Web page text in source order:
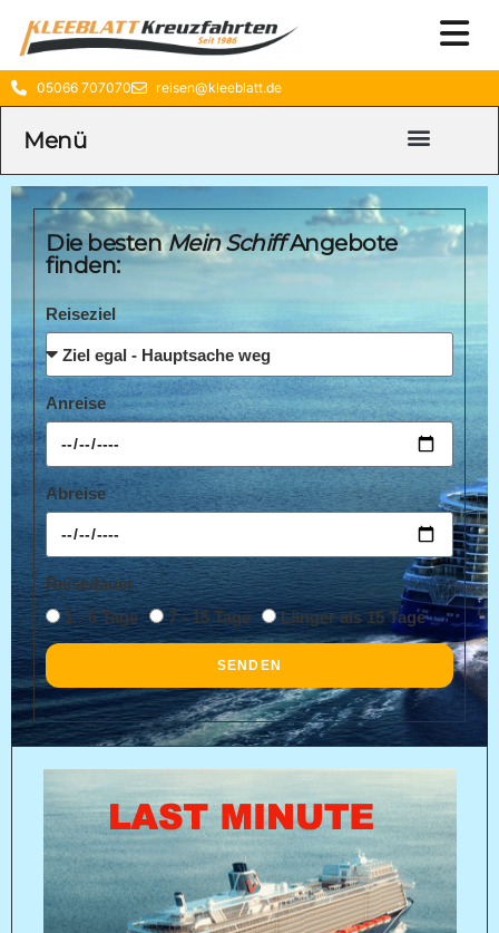
05066 707070 reisen@kleeblatt.de
Menü
Die bestenMein SchiffAngebote
finden:
Reiseziel
Anreise
Abreise
Reisedauer
1 - 6 Tage
7 - 15 Tage Länger als 15 Tage
SENDEN